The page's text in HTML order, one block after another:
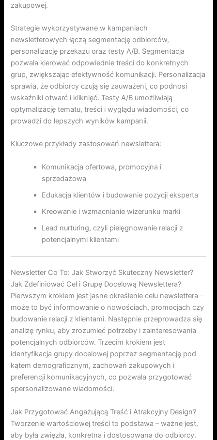
zakupowej.
Strategie wykorzystywane w kampaniach
newsletterowych łączą segmentację odbiorców,
personalizację przekazu oraz testy A/B. Segmentacja
pozwala kierować odpowiednie treści do konkretnych
grup, zwiększając efektywność komunikacji. Personalizacja
sprawia, że odbiorcy czują się zauważeni, co podnosi
wskaźniki otwarć i kliknięć. Testy A/B umożliwiają
optymalizację tematu, treści i wyglądu wiadomości, co
prowadzi do lepszych wyników kampanii.
Kluczowe przykłady zastosowań newslettera:
Komunikacja ofertowa, promocyjna i
sprzedażowa
Edukacja klientów i budowanie pozycji eksperta
Kreowanie i wzmacnianie wizerunku marki
Lead nurturing, czyli pielęgnowanie relacji z
potencjalnymi klientami
Newsletter Co To: Jak Stworzyć Skuteczny Newsletter?
Jak Zdefiniować Cel i Grupę Docelową Newslettera?
Pierwszym krokiem jest jasne określenie celu newslettera –
może to być informowanie o nowościach, promocjach czy
budowanie relacji z klientami. Następnie przeprowadza się
analizę rynku, aby zrozumieć potrzeby i zainteresowania
potencjalnych odbiorców. Trzecim krokiem jest
identyfikacja grupy docelowej poprzez segmentację pod
kątem demograficznym, zachowań zakupowych i
preferencji komunikacyjnych, co pozwala przygotować
spersonalizowane wiadomości.
Jak Przygotować Angażującą Treść i Atrakcyjny Design?
Tworzenie wartościowej treści to podstawa – ważne jest,
aby była zwięzła, konkretna i dostosowana do odbiorcy.